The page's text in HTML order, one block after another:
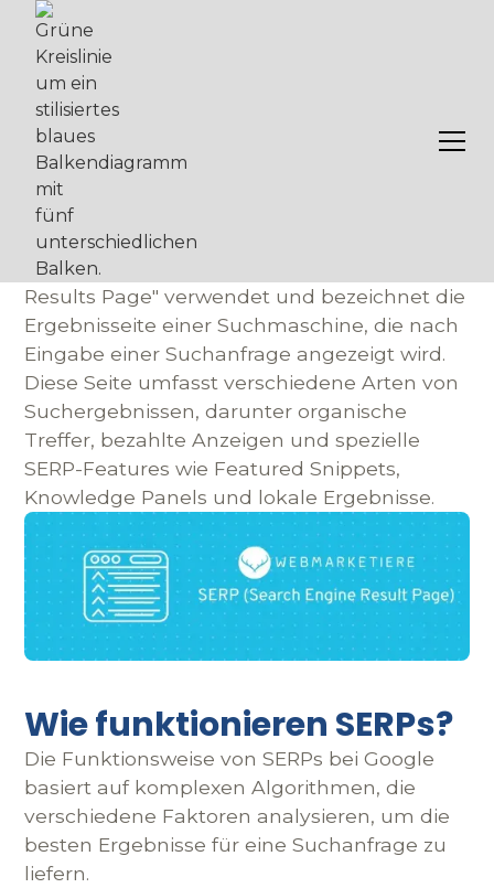
SERP
Begriffsdefinition: SERP
SERP wird als Kürzel für "Search Engine
Results Page" verwendet und bezeichnet die
Ergebnisseite einer Suchmaschine, die nach
Eingabe einer Suchanfrage angezeigt wird.
Diese Seite umfasst verschiedene Arten von
Suchergebnissen, darunter organische
Treffer, bezahlte Anzeigen und spezielle
SERP-Features wie Featured Snippets,
Knowledge Panels und lokale Ergebnisse.
Wie funktionieren SERPs?
Die Funktionsweise von SERPs bei Google
basiert auf komplexen Algorithmen, die
verschiedene Faktoren analysieren, um die
besten Ergebnisse für eine Suchanfrage zu
liefern.